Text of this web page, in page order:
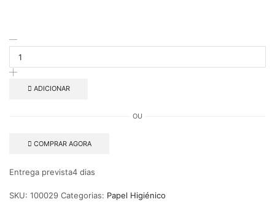
ADICIONAR
OU
COMPRAR AGORA
Entrega prevista4 dias
SKU: 100029 Categorias: Papel Higiénico